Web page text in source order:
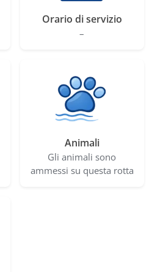
Orario di servizio
–
Animali
Gli animali sono
ammessi su questa rotta